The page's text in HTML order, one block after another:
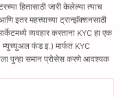
हितासाठी जारी केलेल्या त्याच
इतर महत्त्वाच्या ट्रान्झॅक्शनसाठी
व्यवहार करताना KYC हा एक
म्युच्युअल फंड इ.) मार्फत KYC
पुन्हा समान प्रोसेस करणे आवश्यक